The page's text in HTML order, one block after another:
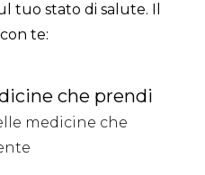
tuo stato di salute. Il
te:
che prendi
medicine che